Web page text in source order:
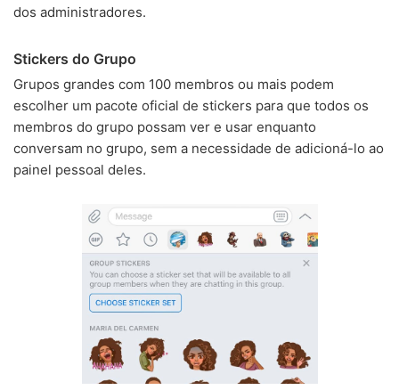
dos administradores.
Stickers do Grupo
Grupos grandes com 100 membros ou mais podem
escolher um pacote oficial de stickers para que todos os
membros do grupo possam ver e usar enquanto
conversam no grupo, sem a necessidade de adicioná-lo ao
painel pessoal deles.